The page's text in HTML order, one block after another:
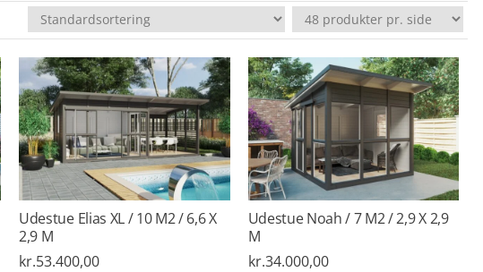
Udestue Elias XL / 10 M2 / 6,6 X
2,9 M
kr.53.400,00
Udestue Noah / 7 M2 / 2,9 X 2,9
M
kr.34.000,00